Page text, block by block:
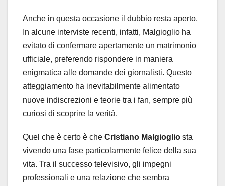
Anche in questa occasione il dubbio resta aperto.
In alcune interviste recenti, infatti, Malgioglio ha
evitato di confermare apertamente un matrimonio
ufficiale, preferendo rispondere in maniera
enigmatica alle domande dei giornalisti. Questo
atteggiamento ha inevitabilmente alimentato
nuove indiscrezioni e teorie tra i fan, sempre più
curiosi di scoprire la verità.
Quel che è certo è che Cristiano Malgioglio sta
vivendo una fase particolarmente felice della sua
vita. Tra il successo televisivo, gli impegni
professionali e una relazione che sembra